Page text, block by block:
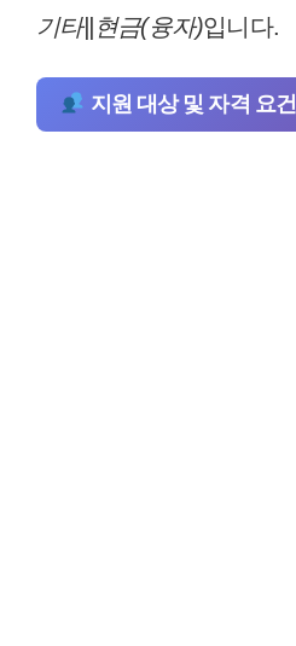
기타||현금(융자)입니다.
지원 대상 및 자격 요건